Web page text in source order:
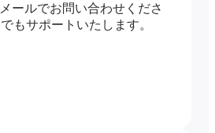
ールでお問い合わせくださ
もサポートいたします。